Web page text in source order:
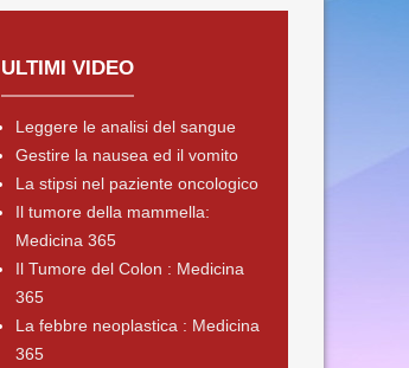
ULTIMI VIDEO
Leggere le analisi del sangue
Gestire la nausea ed il vomito
La stipsi nel paziente oncologico
Il tumore della mammella:
Medicina 365
Il Tumore del Colon : Medicina
365
La febbre neoplastica : Medicina
365